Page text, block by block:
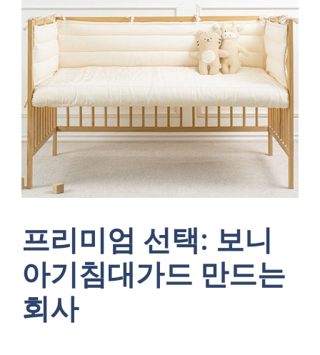
프리미엄 선택: 보니
아기침대가드 만드는
회사